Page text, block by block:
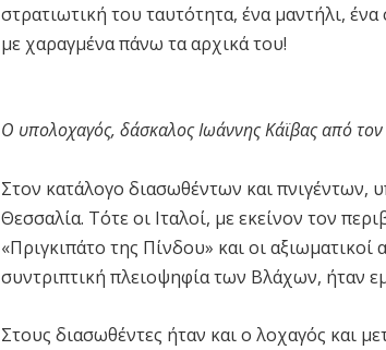
στρατιωτική του ταυτότητα, ένα μαντήλι,
με χαραγμένα πάνω τα αρχικά του!
Ο υπολοχαγός, δάσκαλος Ιωάννης Κάϊβας από
Στον κατάλογο διασωθέντων και πνιγέντων,
Θεσσαλία. Τότε οι Ιταλοί, με εκείνον τον
«Πριγκιπάτο της Πίνδου» και οι αξιωματικοί
συντριπτική πλειοψηφία των Βλάχων, ήταν
Στους διασωθέντες ήταν και ο λοχαγός και